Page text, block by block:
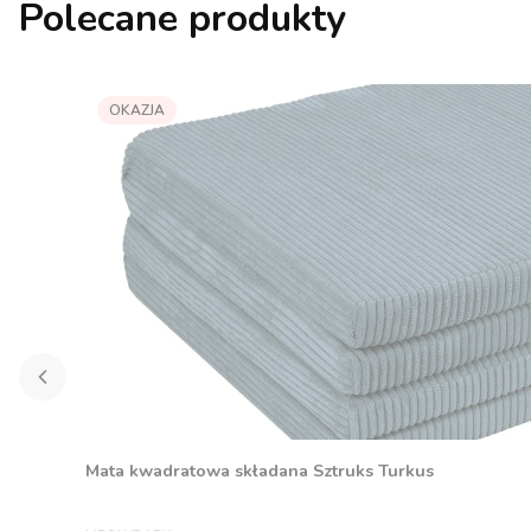
Polecane produkty
OKAZJA
Mata kwadratowa składana Sztruks Turkus